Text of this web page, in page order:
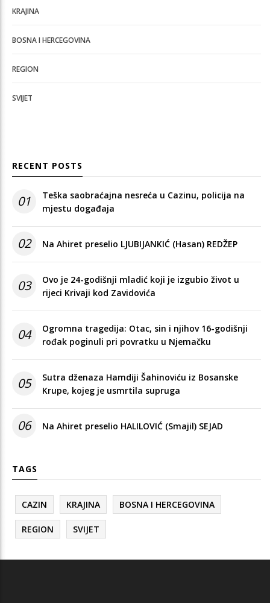
KRAJINA
BOSNA I HERCEGOVINA
REGION
SVIJET
RECENT POSTS
01
Teška saobraćajna nesreća u Cazinu, policija na
mjestu događaja
02 Na Ahiret preselio LJUBIJANKIĆ (Hasan) REDŽEP
03
Ovo je 24-godišnji mladić koji je izgubio život u
rijeci Krivaji kod Zavidovića
04
Ogromna tragedija: Otac, sin i njihov 16-godišnji
rođak poginuli pri povratku u Njemačku
05
Sutra dženaza Hamdiji Šahinoviću iz Bosanske
Krupe, kojeg je usmrtila supruga
06 Na Ahiret preselio HALILOVIĆ (Smajil) SEJAD
TAGS
CAZIN KRAJINA BOSNA I HERCEGOVINA
REGION SVIJET